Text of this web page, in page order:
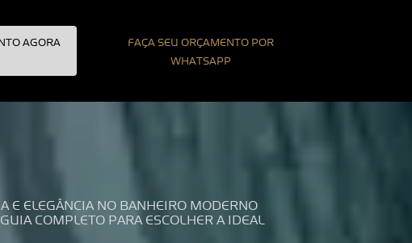
AGORA
FAÇA SEU ORÇAMENTO POR
WHATSAPP
E ELEGÂNCIA NO BANHEIRO MODERNO
COMPLETO PARA ESCOLHER A IDEAL